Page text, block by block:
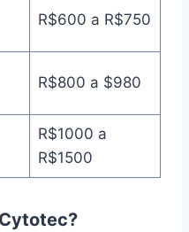
R$600 a R$750
R$800 a $980
R$1000 a
R$1500